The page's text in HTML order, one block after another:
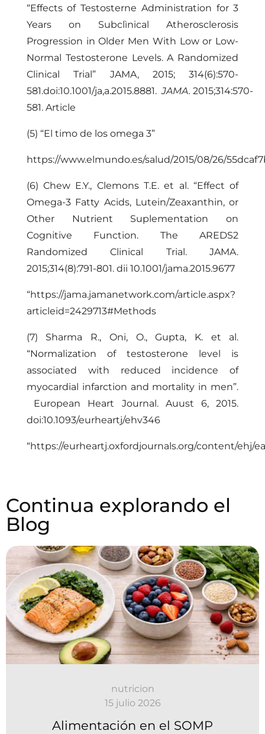
“Effects of Testosterne Administration for 3
Years on Subclìnical Atherosclerosis
Progression in Older Men With Low or Low-
Normal Testosterone Levels. A Randomized
Clinical Trial” JAMA, 2015; 314(6):570-
581.doi:10.1001/ja,a.2015.8881.JAMA. 2015;314:570-
581. Article
(5) “El timo de los omega 3”
https://www.elmundo.es/salud/2015/08/26/
(6) Chew E.Y., Clemons T.E. et al. “Effect of
Omega-3 Fatty Acids, Lutein/Zeaxanthin, or
Other Nutrient Suplementation on
Cognitive Function. The AREDS2
Randomized Clinical Trial. JAMA.
2015;314(8):791-801. dii 10.1001/jama.2015.9677
“https://jama.jamanetwork.com/article.aspx?
articleid=2429713#Methods
(7) Sharma R., Oni, O., Gupta, K. et al.
“Normalization of testosterone level is
associated with reduced incidence of
myocardial infarction and mortality in men”.
European Heart Journal. Auust 6, 2015.
doi:10.1093/eurheartj/ehv346
“https://eurheartj.oxfordjournals.org/content/ehj/
Continua explorando el
Blog
15 julio 2026
Alimentación en el SOMP